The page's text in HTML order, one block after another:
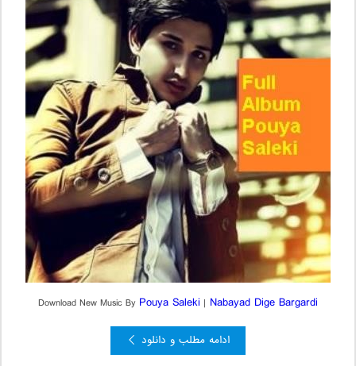
Download New Music By Pouya Saleki | Nabayad Dige Bargardi
ادامه مطلب و دانلود